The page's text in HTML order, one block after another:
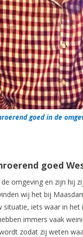
goed in de
goed
omgeving en zijn hij
wij het bij
iets waar in het
immers vaak
zodat zij weten